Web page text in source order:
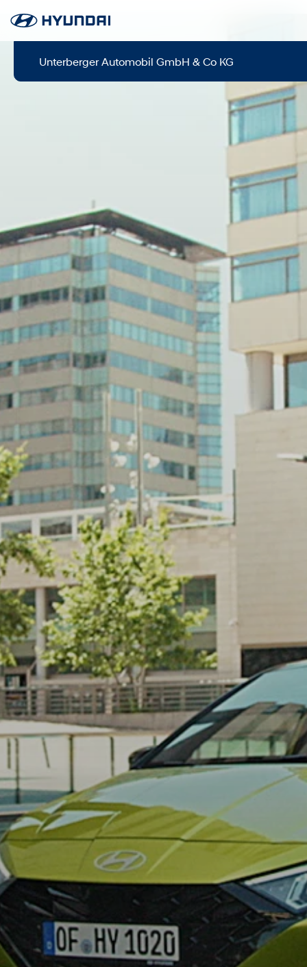
Unterberger Automobil GmbH & Co KG